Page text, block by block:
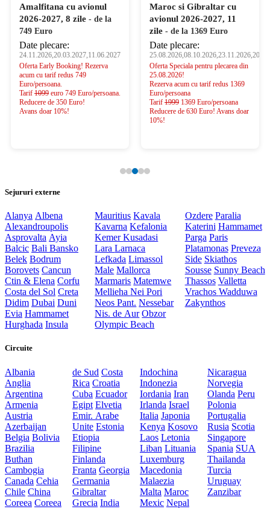
Amalfitana cu avionul
2026-2027, 8 zile - de la
749 Euro
Date plecare:
24.11.2026,20.03.2027,11.06.2027
Oferta Early Booking! Rezerva
acum cu tarif redus 749
Euro/persoana.
Tarif 1099 euro 749 Euro/persoana.
Reducere de 350 Euro!
Avans doar 10%!
Maroc si Gibraltar cu
avionul 2026-2027, 11
zile - de la 1369 Euro
Date plecare:
Oferta Speciala pentru plecarea din
25.08.2026!
Rezerva acum cu tarif redus 1369
Euro/persoana
Tarif 1999 1369 Euro/persoana
Reducere de 630 Euro! Avans doar
10%!
Sejururi externe
Alanya Albena
Alexandroupolis
Asprovalta Ayia
Balcic Bali Bansko
Belek Bodrum
Borovets Cancun
Ctin & Elena Corfu
Costa del Sol Creta
Didim Dubai Duni
Evia Hammamet
Hurghada Insula
Mauritius Kavala
Kavarna Kefalonia
KemerKusadasi
LaraLarnaca
Lefkada Limassol
Male Mallorca
Marmaris Matemwe
MelliehaNei Pori
Neos Pant. Nessebar
Nis. de Aur Obzor
Olympic Beach
Ozdere Paralia
Katerini Hammamet
Parga Paris
Platamonas Preveza
Side Skiathos
Sousse Sunny Beach
Thassos Valletta
Vrachos Wadduwa
Zakynthos
Circuite
Albania
Anglia
Argentina
Armenia
Austria
Azerbaijan
Belgia Bolivia
Brazilia
Buthan
Cambogia
Canada Cehia
Chile China
Coreea Coreea
de Sud Costa
Rica Croatia
Cuba Ecuador
Egipt Elvetia
Emir. Arabe
Unite Estonia
Etiopia
Filipine
Finlanda
Franta Georgia
Germania
Gibraltar
Grecia India
Indochina
Indonezia
Iordania Iran
Irlanda Israel
Italia Japonia
Kenya Kosovo
Laos Letonia
Liban Lituania
Luxemburg
Macedonia
Malaezia
Malta Maroc
Mexic Nepal
Nicaragua
Norvegia
Olanda Peru
Polonia
Portugalia
Rusia Scotia
Singapore
Spania SUA
Thailanda
Turcia
Uruguay
Zanzibar